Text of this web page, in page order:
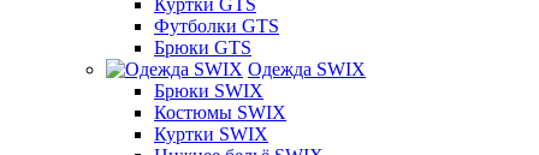
Куртки GTS
Футболки GTS
Брюки GTS
Одежда SWIX
Брюки SWIX
Костюмы SWIX
Куртки SWIX